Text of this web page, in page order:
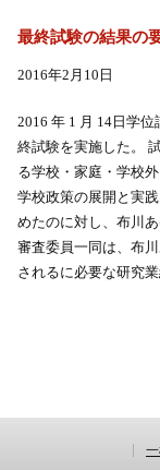
最終試験の結果の
2016年2月10日
2016 年 1 月 14日学
終試験を実施した。
る学校・家庭・学校
学校政策の展開と実
めたのに対し、布川
審査委員一同は、布
されるに必要な研究